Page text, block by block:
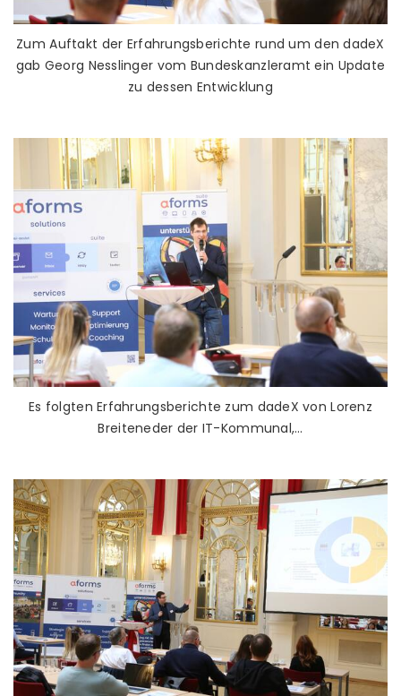
Zum Auftakt der Erfahrungsberichte rund um den dadeX
gab Georg Nesslinger vom Bundeskanzleramt ein Update
zu dessen Entwicklung
Es folgten Erfahrungsberichte zum dadeX von Lorenz
Breiteneder der IT-Kommunal,…